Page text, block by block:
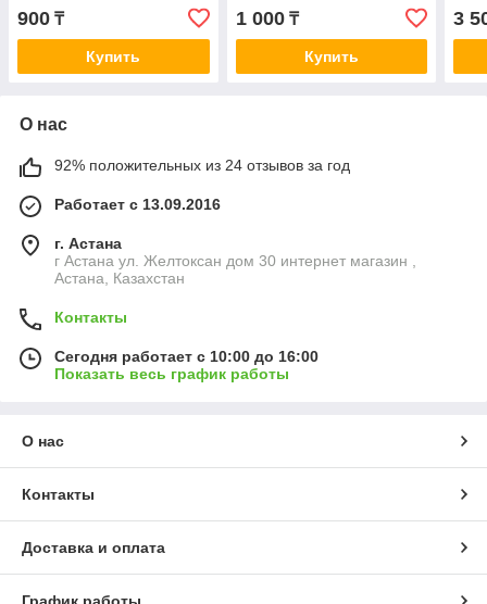
900 ₸
Купить
1 000₸
Купить
3
О нас
92% положительных из 24 отзывов за год
Работает с 13.09.2016
г. Астана
г Астана ул. Желтоксан дом 30 интернет магазин ,
Астана, Казахстан
Контакты
Сегодня работает с 10:00 до 16:00
Показать весь график работы
О нас
Контакты
Доставка и оплата